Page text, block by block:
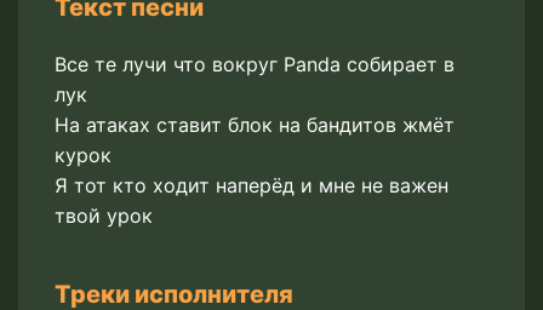
Текст песни
Все те лучи что вокруг Panda собирает в
лук
На атаках ставит блок на бандитов жмёт
курок
Я тот кто ходит наперёд и мне не важен
твой урок
Треки исполнителя